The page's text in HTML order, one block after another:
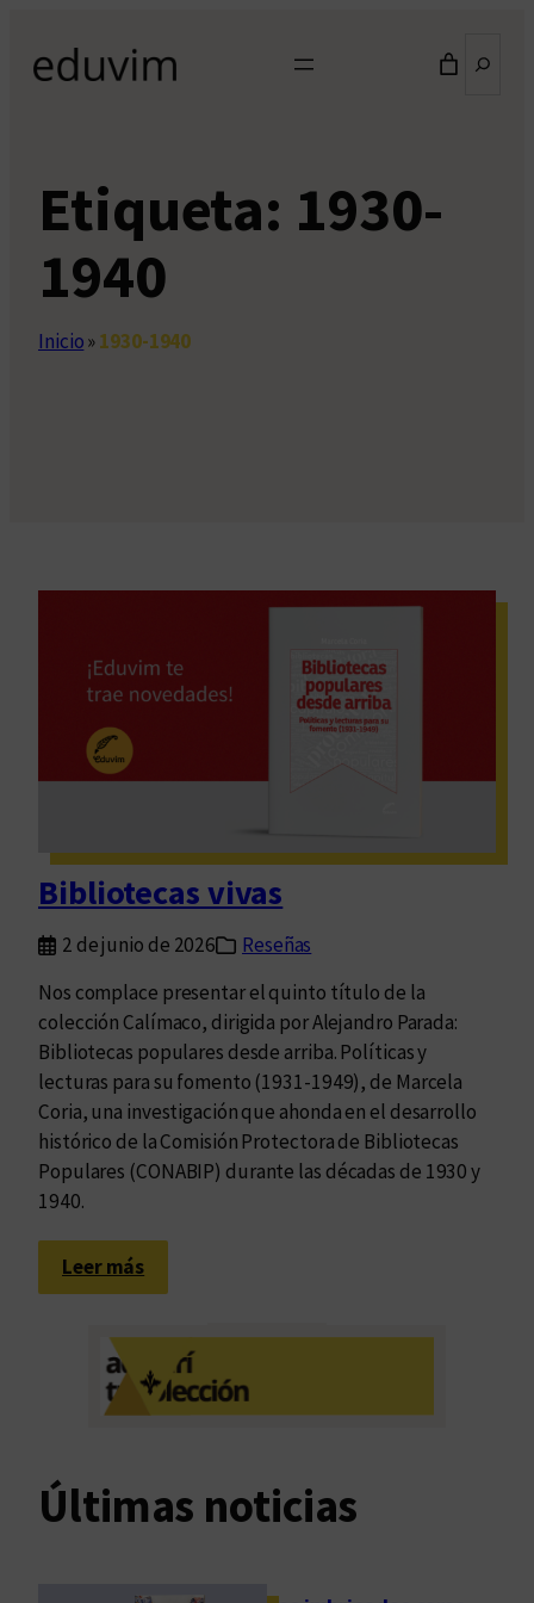
contenido
Etiqueta: 1930-
1940
Inicio»1930-1940
Bibliotecas vivas
2 de junio de 2026
Reseñas
Nos complace presentar el quinto título de la
colección Calímaco, dirigida por Alejandro Parada:
Bibliotecas populares desde arriba. Políticas y
lecturas para su fomento (1931-1949), de Marcela
Coria, una investigación que ahonda en el desarrollo
histórico de la Comisión Protectora de Bibliotecas
Populares (CONABIP) durante las décadas de 1930 y
1940.
Leer más:
B
l
i
e
s
Últimas noticias